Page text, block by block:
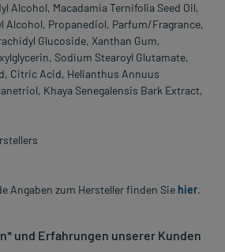
Alcohol, Macadamia Ternifolia Seed Oil,
Alcohol, Propanediol, Parfum/Fragrance,
Glucoside, Xanthan Gum,
Sodium Stearoyl Glutamate,
Citric Acid, Helianthus Annuus
Khaya Senegalensis Bark Extract,
Angaben zum Hersteller finden Sie hier.
und Erfahrungen unserer Kunden